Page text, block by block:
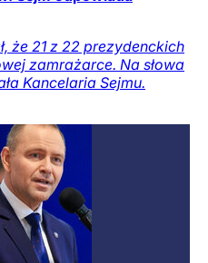
że 21 z 22 prezydenckich
zamrażarce. Na słowa
Kancelaria Sejmu.